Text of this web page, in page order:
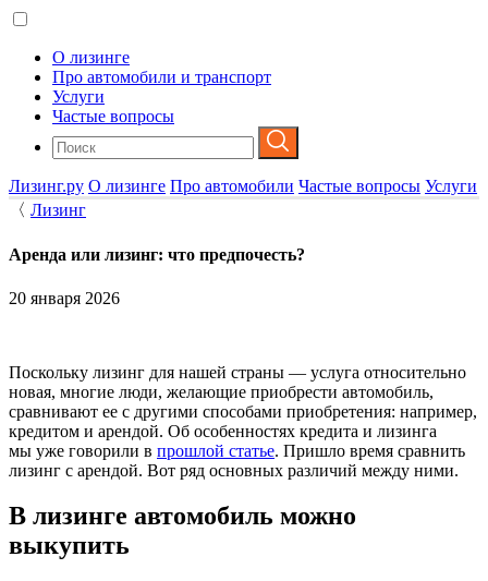
О лизинге
Про автомобили и транспорт
Услуги
Частые вопросы
Лизинг.ру О лизинге Про автомобили Частые вопросы Услуги
〈 Лизинг
Аренда или лизинг: что предпочесть?
20 января 2026
Поскольку лизинг для нашей страны — услуга относительно
новая, многие люди, желающие приобрести автомобиль,
сравнивают ее с другими способами приобретения: например,
кредитом и арендой. Об особенностях кредита и лизинга
мы уже говорили в прошлой статье. Пришло время сравнить
лизинг с арендой. Вот ряд основных различий между ними.
В лизинге автомобиль можно
выкупить